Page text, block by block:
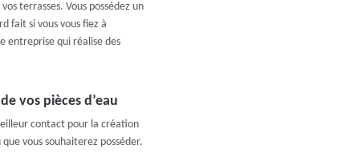
terrasses. Vous possédez un
fait si vous vous fiez à
entreprise qui réalise des
vos pièces d’eau
contact pour la création
vous souhaiterez posséder.